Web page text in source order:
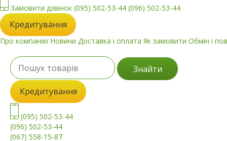
Замовити дзвінок (095) 502-53-44 (096) 502-53-44
Кредитування
Про компанію Новини Доставка і оплата Як замовити Обмін і
Знайти
Кредитування
(095) 502-53-44
(096) 502-53-44
(067) 558-15-87